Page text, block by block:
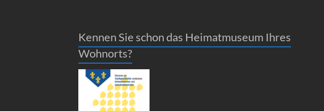
Kennen Sie schon das Heimatmuseum Ihres
Wohnorts?